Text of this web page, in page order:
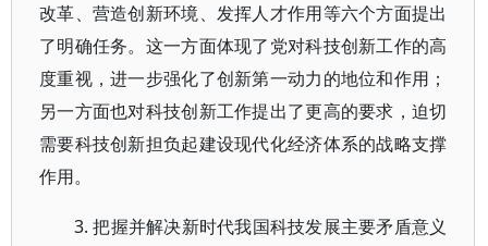
改革、营造创新环境、发挥人才作用等六个方面提出
了明确任务。这一方面体现了党对科技创新工作的高
度重视，进一步强化了创新第一动力的地位和作用；
另一方面也对科技创新工作提出了更高的要求，迫切
需要科技创新担负起建设现代化经济体系的战略支撑
作用。
3. 把握并解决新时代我国科技发展主要矛盾意义